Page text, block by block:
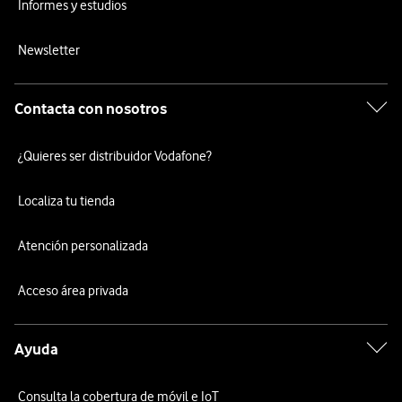
Informes y estudios
Newsletter
Contacta con nosotros
¿Quieres ser distribuidor Vodafone?
Localiza tu tienda
Atención personalizada
Acceso área privada
Ayuda
Consulta la cobertura de móvil e IoT